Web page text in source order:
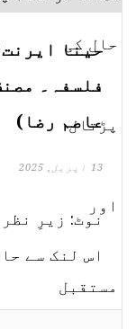
حینا
فلسفہ۔
عاصم رضا)
13 اپریل, 2025
نوٹ: زیرِ
اس لنک سے